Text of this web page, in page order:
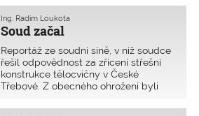
koncipování úvodníku několika
titulky.Stavěla bych, až bych brečela.
Ale nemohu, říká ­Adriana ­Krnáčová. To
(ANO) z 20. ­března 2018 v deníku E15.
Rozvoj hlavního města podle ní brzdí
například špatný stavební zákon. Tedy
norma, kterou v minulé vládě měla na
Soud začal
Ing. Radim Loukota
Reportáž ze soudní síně, v níž soudce
řešil odpovědnost za zřícení střešní
konstrukce tělocvičny v České
Třebové. Z obecného ohrožení byli
konstrukce – dvě autorizované osoby,